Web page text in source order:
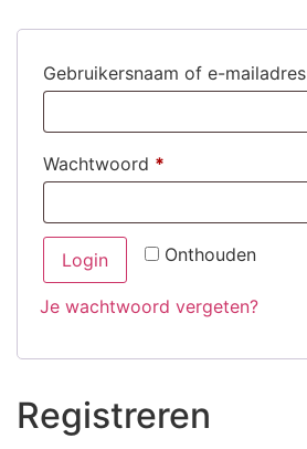
Gebruikersnaam of e-mailadres
Wachtwoord *
Onthouden
Login
Je wachtwoord vergeten?
Registreren